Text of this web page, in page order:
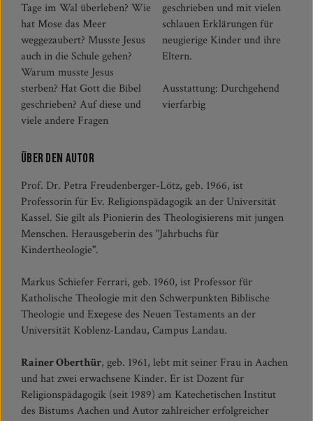
Tage im Wal überleben? Wie
hat Mose das Meer
weggezaubert? Musste Jesus
auch in die Schule gehen?
Warum musste Jesus
sterben? Hat Gott die Bibel
geschrieben? Auf diese und
viele andere Fragen
geschrieben und mit vielen
schlauen Erklärungen für
neugierige Kinder und ihre
Eltern.
Ausstattung: Durchgehend
vierfarbig
Über den Autor
Prof. Dr. Petra Freudenberger-Lötz, geb. 1966, ist
Professorin für Ev. Religionspädagogik an der Universität
Kassel. Sie gilt als Pionierin des Theologisierens mit jungen
Menschen. Herausgeberin des "Jahrbuchs für
Kindertheologie".
Markus Schiefer Ferrari, geb. 1960, ist Professor für
Katholische Theologie mit den Schwerpunkten Biblische
Theologie und Exegese des Neuen Testaments an der
Universität Koblenz-Landau, Campus Landau.
Rainer Oberthür, geb. 1961, lebt mit seiner Frau in Aachen
und hat zwei erwachsene Kinder. Er ist Dozent für
Religionspädagogik (seit 1989) am Katechetischen Institut
des Bistums Aachen und Autor zahlreicher erfolgreicher